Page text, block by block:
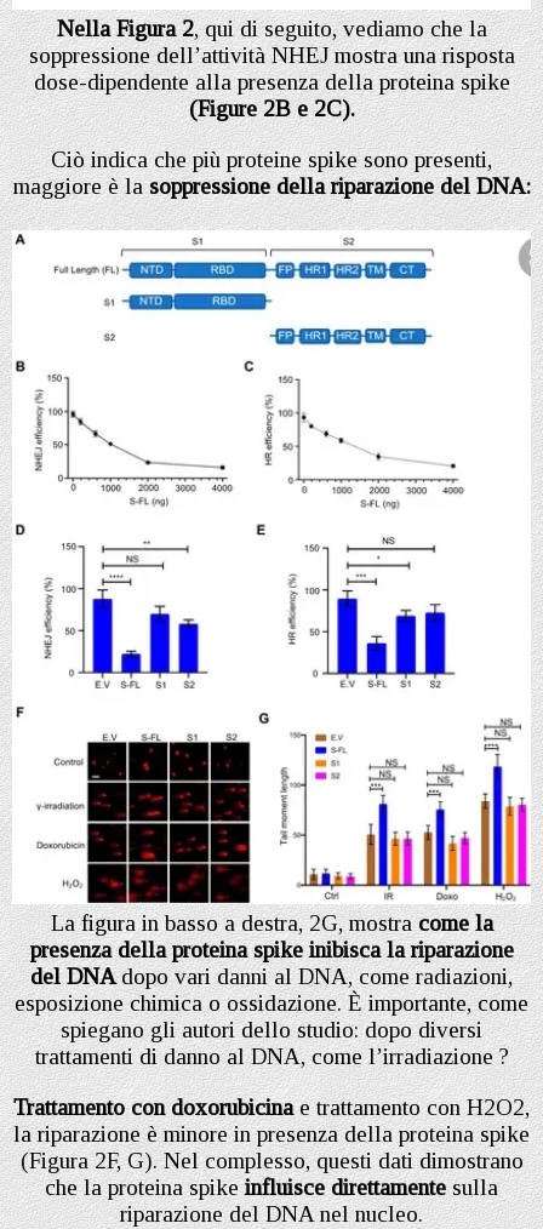
Nella Figura 2, qui di seguito, vediamo che la
soppressione dell’attività NHEJ mostra una risposta
dose-dipendente alla presenza della proteina spike
(Figure 2B e 2C).
Ciò indica che più proteine spike sono presenti,
maggiore è lasoppressione della riparazione del DNA:
La figura in basso a destra, 2G, mostracome la
presenza della proteina spike inibisca la riparazione
del DNAdopo vari danni al DNA, come radiazioni,
esposizione chimica o ossidazione. È importante, come
spiegano gli autori dello studio: dopo diversi
trattamenti di danno al DNA, come l’irradiazione ?
Trattamento con doxorubicinae trattamento con H2O2,
la riparazione è minore in presenza della proteina spike
(Figura 2F, G). Nel complesso, questi dati dimostrano
che la proteina spikeinfluisce direttamentesulla
riparazione del DNA nel nucleo.